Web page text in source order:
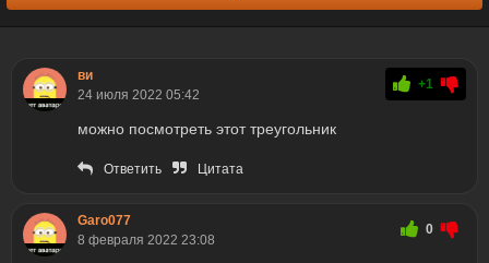
ви
24 июля 2022 05:42
+1
можно посмотреть этот треугольник
Ответить Цитата
Garo077
8 февраля 2022 23:08
0